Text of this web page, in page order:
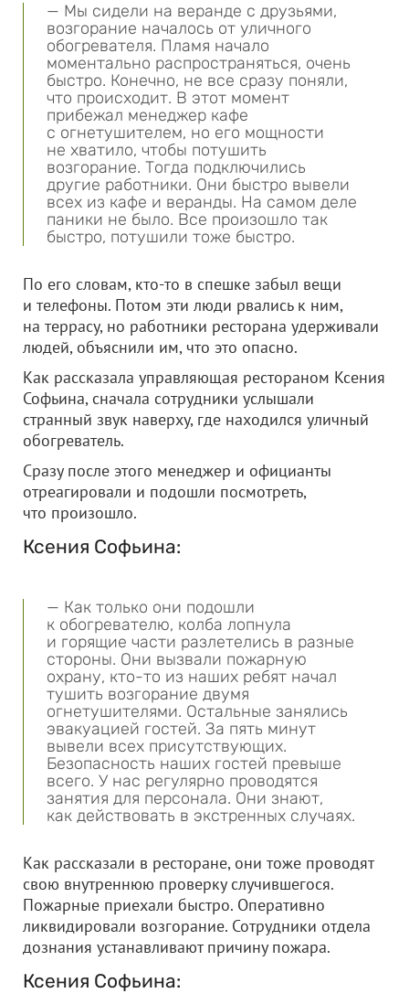
— Мы сидели на веранде с друзьями,
возгорание началось от уличного
обогревателя. Пламя начало
моментально распространяться, очень
быстро. Конечно, не все сразу поняли,
что происходит. В этот момент
прибежал менеджер кафе
с огнетушителем, но его мощности
не хватило, чтобы потушить
возгорание. Тогда подключились
другие работники. Они быстро вывели
всех из кафе и веранды. На самом деле
паники не было. Все произошло так
быстро, потушили тоже быстро.
По его словам, кто-то в спешке забыл вещи
и телефоны. Потом эти люди рвались к ним,
на террасу, но работники ресторана удерживали
людей, объяснили им, что это опасно.
Как рассказала управляющая рестораном Ксения
Софьина, сначала сотрудники услышали
странный звук наверху, где находился уличный
обогреватель.
Сразу после этого менеджер и официанты
отреагировали и подошли посмотреть,
что произошло.
Ксения Софьина:
— Как только они подошли
к обогревателю, колба лопнула
и горящие части разлетелись в разные
стороны. Они вызвали пожарную
охрану, кто-то из наших ребят начал
тушить возгорание двумя
огнетушителями. Остальные занялись
эвакуацией гостей. За пять минут
вывели всех присутствующих.
Безопасность наших гостей превыше
всего. У нас регулярно проводятся
занятия для персонала. Они знают,
как действовать в экстренных случаях.
Как рассказали в ресторане, они тоже проводят
свою внутреннюю проверку случившегося.
Пожарные приехали быстро. Оперативно
ликвидировали возгорание. Сотрудники отдела
дознания устанавливают причину пожара.
Ксения Софьина: